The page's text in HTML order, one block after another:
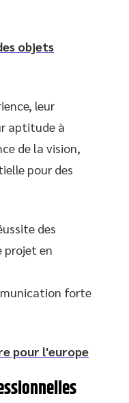
objets
leur
aptitude à
de la vision,
pour des
des
projet en
forte
pour l'europe